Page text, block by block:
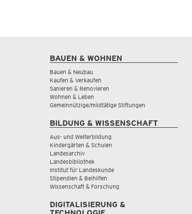
BAUEN & WOHNEN
Bauen & Neubau
Kaufen & Verkaufen
Sanieren & Renovieren
Wohnen & Leben
Gemeinnützige/mildtätige Stiftungen
BILDUNG & WISSENSCHAFT
Aus- und Weiterbildung
Kindergärten & Schulen
Landesarchiv
Landesbibliothek
Institut für Landeskunde
Stipendien & Beihilfen
Wissenschaft & Forschung
DIGITALISIERUNG &